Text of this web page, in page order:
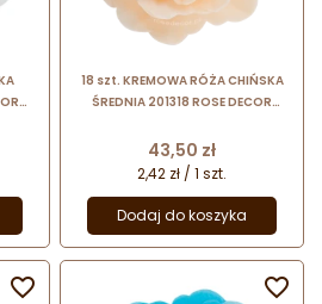
18 szt. KREMOWA RÓŻA CHIŃSKA
ŚREDNIA 201318 ROSE DECOR
mm
Cena
43,50 zł
2,42 zł / 1 szt.
Dodaj do koszyka
 